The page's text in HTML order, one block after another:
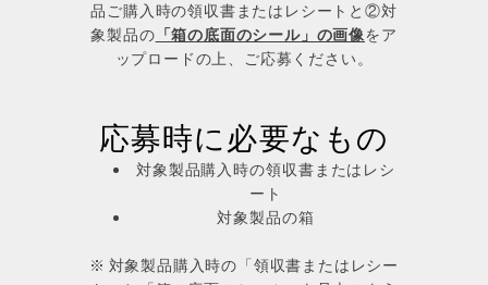
品ご購入時の領収書またはレシートと②対
象製品の 「箱の底面のシール」の画像をア
ップロードの上、ご応募ください。
応募時に必要なもの
対象製品購入時の領収書またはレシ
ート
対象製品の箱
※ 対象製品購入時の「領収書またはレシー